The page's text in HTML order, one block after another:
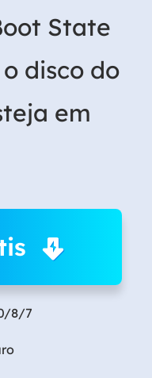
State
disco do
em
8/7